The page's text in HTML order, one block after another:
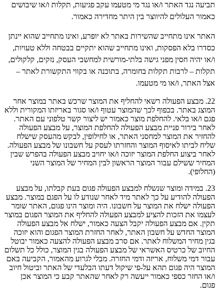
תביעה נגד האתר ו/או נגד מי מטעמו עקב פגיעות, תקלות ו/או שיבושים
כאמור העלולים להיווצר בין היתר מחדירה כאמור.
האתר אינו מתחייב שהשירות באתר לא יופרע, ואינו מתחייב שהוא יינתן
כסדרו בלא הפסקות, ואינו מתחייב שהוא יתקיים בבטחה וללא טעויות,
ו/או יהיה חסין מפני גישה בלתי-מורשית למחשבי העסק, נזקים, קלקולים,
תקלות – לרבות תקלות בחומרה, בתוכנה או בקווי התקשורת לאתר –
אצל האתר, ו/או מי מטעמו.
22. מבצע הפעולה רשאי להחליף את המוצר שרכש באתר במוצר אחר
המוצג באתר. בכפוף לכך שהמוצר עטוף ו/או סגור באריזתו המקורית וללא
פגם ו/או בלאי. להחלפת מוצר כאמור יש ליצור קשר טלפוני עם האתר.
לאחר בירור פניית מבצע הפעולה להחלפת המוצר, על מבצע הפעולה
להחזיר את המוצר למחסני האתר, או לחילופין, לבקש מהעסק שישלח
שליח לביתו לאיסוף המוצר והחזרתו לעסק על חשבונו של מבצע הפעולה.
לאחר ביצוע החלפת המוצר יזוכה ו/או יחויב מבצע הפעולה בהפרש שבין
המחיר ששילם עבור המוצר הראשון לבין המחיר של המוצר השני
(החלופי).
23. במידה ומוצר שנשלח למבצע הפעולה פגום בעת קבלתו, על מבצע
הפעולה להודיע על כך לאתר מיד לאחר שנודע לו על הפגם במוצר. מבצע
הפעולה ישלח את המוצר על חשבונו. היה ומוצר הינו פגום, האתר שומר
לעצמו את הזכות להציע למבצע הפעולה להחליף את המוצר הפגום במוצר
תקין. אם מבצע הפעולה יקבל הצעה כאמור, ישלח אל מבצע הפעולה
המוצר החדש על חשבון האתר, לאחר החזרת המוצר הפגום והוא יזוכה
בגין מחיר המשלוח לאתר. אם סרב מבצע הפעולה להצעה כאמור יבוטל
החיוב של כרטיס האשראי של מבצע הפעולה בגין המוצר, כולל כל תשלום
עבור דמי משלוח, אריזה ודמי החזרה. מבלי לגרוע מהאמור, הקביעה באם
המוצר היה פגום תהא על-פי שיקול דעתו הבלעדי של האתר וביטול חיוב
ו/או החזר כספי כאמור ייעשה רק לאחר שהאתר קבע כי המוצר אכן
פגום.